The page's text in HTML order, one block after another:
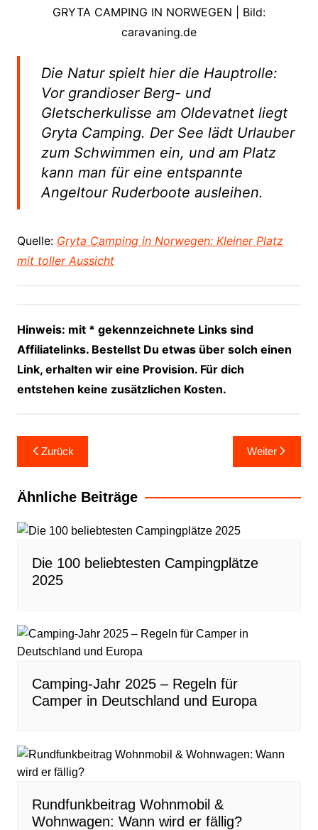
GRYTA CAMPING IN NORWEGEN | Bild:
caravaning.de
Die Natur spielt hier die Hauptrolle:
Vor grandioser Berg- und
Gletscherkulisse am Oldevatnet liegt
Gryta Camping. Der See lädt Urlauber
zum Schwimmen ein, und am Platz
kann man für eine entspannte
Angeltour Ruderboote ausleihen.
Quelle: Gryta Camping in Norwegen: Kleiner Platz
mit toller Aussicht
Hinweis: mit * gekennzeichnete Links sind
Affiliatelinks. Bestellst Du etwas über solch einen
Link, erhalten wir eine Provision. Für dich
entstehen keine zusätzlichen Kosten.
Beitragsnavigation
Zurück Weiter
Ähnliche Beiträge
Die 100 beliebtesten Campingplätze
2025
Camping-Jahr 2025 – Regeln für
Camper in Deutschland und Europa
Rundfunkbeitrag Wohnmobil &
Wohnwagen: Wann wird er fällig?